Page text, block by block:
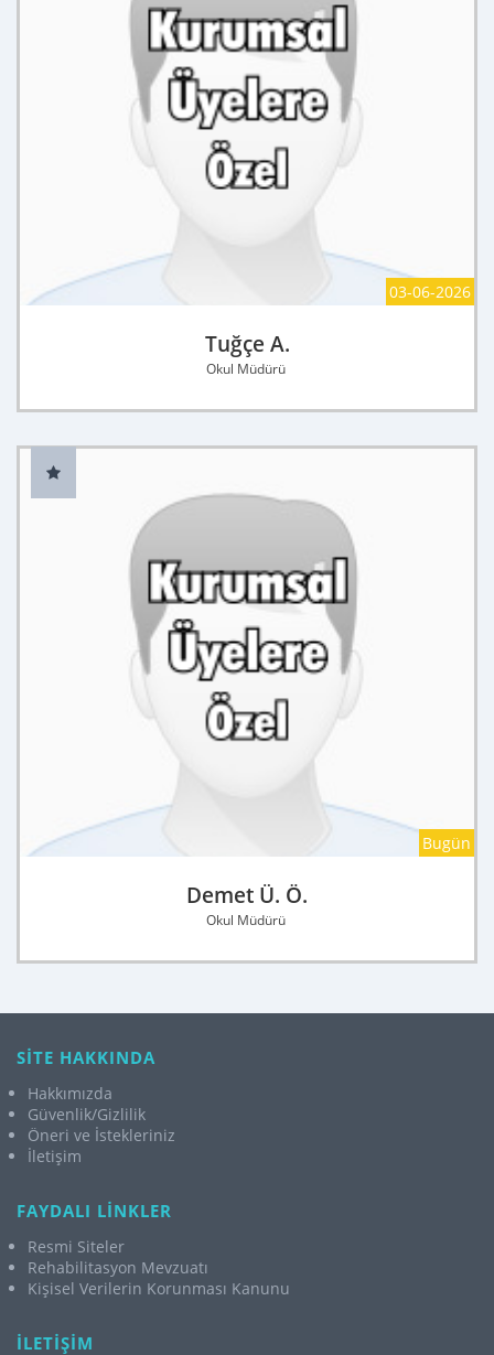
03-06-2026
Tuğçe A.
Okul Müdürü
Bugün
Demet Ü. Ö.
Okul Müdürü
SİTE HAKKINDA
Hakkımızda
Güvenlik/Gizlilik
Öneri ve İstekleriniz
İletişim
FAYDALI LİNKLER
Resmi Siteler
Rehabilitasyon Mevzuatı
Kişisel Verilerin Korunması Kanunu
İLETİŞİM